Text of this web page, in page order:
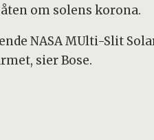
om solens korona.
NASA MUlti-Slit
sier Bose.